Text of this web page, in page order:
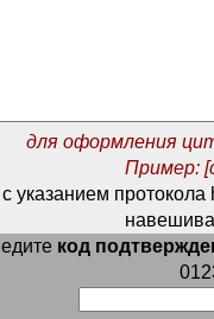
для оформления
Пример:
указанием протокола
код